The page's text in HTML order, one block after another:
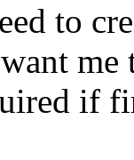
to
if